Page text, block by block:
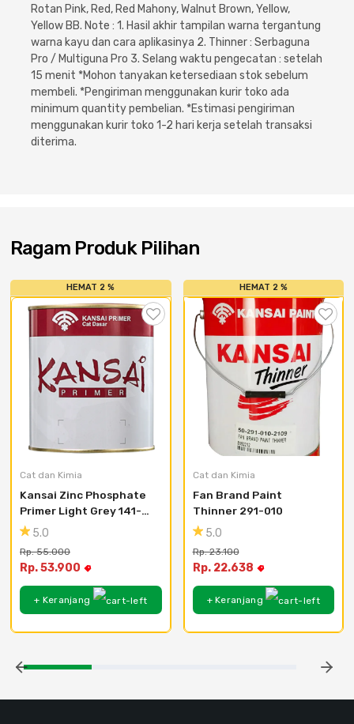
Rotan Pink, Red, Red Mahony, Walnut Brown, Yellow,
Yellow BB. Note : 1. Hasil akhir tampilan warna tergantung
warna kayu dan cara aplikasinya 2. Thinner : Serbaguna
Pro / Multiguna Pro 3. Selang waktu pengecatan : setelah
15 menit *Mohon tanyakan ketersediaan stok sebelum
membeli. *Pengiriman menggunakan kurir toko ada
minimum quantity pembelian. *Estimasi pengiriman
menggunakan kurir toko 1-2 hari kerja setelah transaksi
diterima.
Ragam Produk Pilihan
HEMAT 2 %
Cat dan Kimia
Kansai Zinc Phosphate
Primer Light Grey 141-
1555.0
Rp. 55.000
Rp. 53.900
+ Keranjang
HEMAT 2 %
Cat dan Kimia
Fan Brand Paint
Thinner 291-010
5.0
Rp. 23.100
Rp. 22.638
+ Keranjang